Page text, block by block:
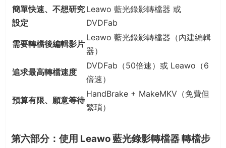
簡單快速、不想研究
設定
Leawo 藍光錄影轉檔器 或
DVDFab
需要轉檔後編輯影片
Leawo 藍光錄影轉檔器（內建編輯
器）
追求最高轉檔速度
DVDFab（50倍速）或 Leawo（6
倍速）
預算有限、願意等待
HandBrake + MakeMKV（免費但
繁瑣）
第六部分：使用 Leawo 藍光錄影轉檔器 轉檔步